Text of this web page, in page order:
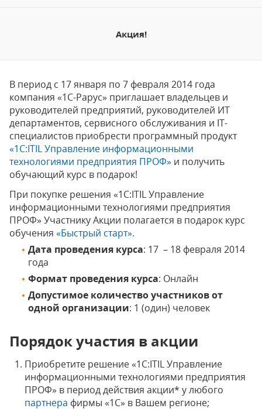
Акция!
В период с 17 января по 7 февраля 2014 года
компания «1С-Рарус» приглашает владельцев и
руководителей предприятий, руководителей ИТ
департаментов, сервисного обслуживания и IT-
специалистов приобрести программный продукт
«1С:ITIL Управление информационными
технологиями предприятия ПРОФ» и получить
обучающий курс в подарок!
При покупке решения «1С:ITIL Управление
информационными технологиями предприятия
ПРОФ» Участнику Акции полагается в подарок курс
обучения «Быстрый старт».
Дата проведения курса: 17 ­ – 18 февраля 2014
года
Формат проведения курса: Онлайн
Допустимое количество участников от
одной организации: 1 (один) человек
Порядок участия в акции
Приобретите решение «1С:ITIL Управление
информационными технологиями предприятия
ПРОФ» в период действия акции* у любого
партнера фирмы «1С» в Вашем регионе;